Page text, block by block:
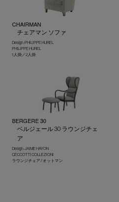
CHAIRMAN
チェアマン ソファ
Design : PHILIPPE HUREL
PHILIPPE HUREL
1人掛／2人掛
BERGERE 30
ベルジェール 30 ラウンジチェ
ア
Design : JAIME HAYON
CECCOTTI COLLEZIONI
ラウンジチェア / オットマン